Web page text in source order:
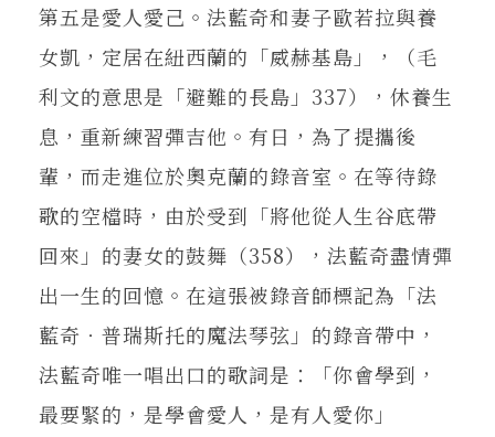
第五是愛人愛己。法藍奇和妻子歐若拉與養
女凱，定居在紐西蘭的「威赫基島」，（毛
利文的意思是「避難的長島」337），休養生
息，重新練習彈吉他。有日，為了提攜後
輩，而走進位於奧克蘭的錄音室。在等待錄
歌的空檔時，由於受到「將他從人生谷底帶
回來」的妻女的鼓舞（358），法藍奇盡情彈
出一生的回憶。在這張被錄音師標記為「法
藍奇‧普瑞斯托的魔法琴弦」的錄音帶中，
法藍奇唯一唱出口的歌詞是：「你會學到，
最要緊的，是學會愛人，是有人愛你」